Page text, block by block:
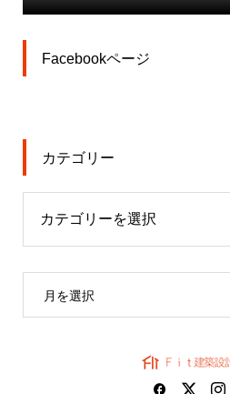
Facebookページ
カテゴリー
月を選択